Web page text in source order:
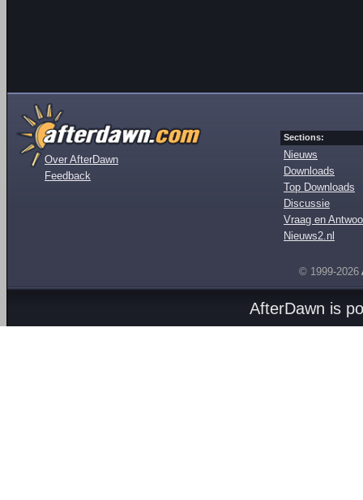
Over AfterDawn
Feedback
Sections:
Nieuws
Downloads
Top Downloads
Discussie
Vraag en
Nieuws2.nl
© 1999-2026
AfterDawn is